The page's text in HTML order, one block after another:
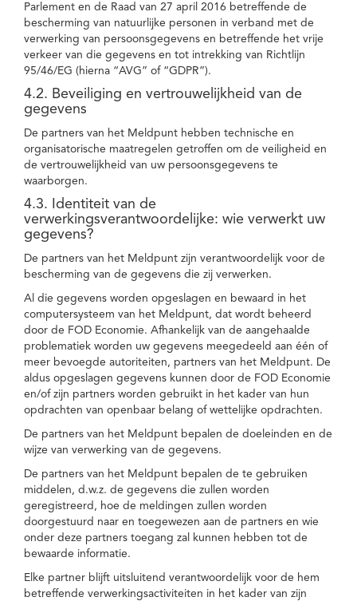
Parlement en de Raad van 27 april 2016 betreffende de
bescherming van natuurlijke personen in verband met de
verwerking van persoonsgegevens en betreffende het vrije
verkeer van die gegevens en tot intrekking van Richtlijn
95/46/EG (hierna “AVG” of “GDPR”).
4.2. Beveiliging en vertrouwelijkheid van de
gegevens
De partners van het Meldpunt hebben technische en
organisatorische maatregelen getroffen om de veiligheid en
de vertrouwelijkheid van uw persoonsgegevens te
waarborgen.
4.3. Identiteit van de
verwerkingsverantwoordelijke: wie verwerkt uw
gegevens?
De partners van het Meldpunt zijn verantwoordelijk voor de
bescherming van de gegevens die zij verwerken.
Al die gegevens worden opgeslagen en bewaard in het
computersysteem van het Meldpunt, dat wordt beheerd
door de FOD Economie. Afhankelijk van de aangehaalde
problematiek worden uw gegevens meegedeeld aan één of
meer bevoegde autoriteiten, partners van het Meldpunt. De
aldus opgeslagen gegevens kunnen door de FOD Economie
en/of zijn partners worden gebruikt in het kader van hun
opdrachten van openbaar belang of wettelijke opdrachten.
De partners van het Meldpunt bepalen de doeleinden en de
wijze van verwerking van de gegevens.
De partners van het Meldpunt bepalen de te gebruiken
middelen, d.w.z. de gegevens die zullen worden
geregistreerd, hoe de meldingen zullen worden
doorgestuurd naar en toegewezen aan de partners en wie
onder deze partners toegang zal kunnen hebben tot de
bewaarde informatie.
Elke partner blijft uitsluitend verantwoordelijk voor de hem
betreffende verwerkingsactiviteiten in het kader van zijn